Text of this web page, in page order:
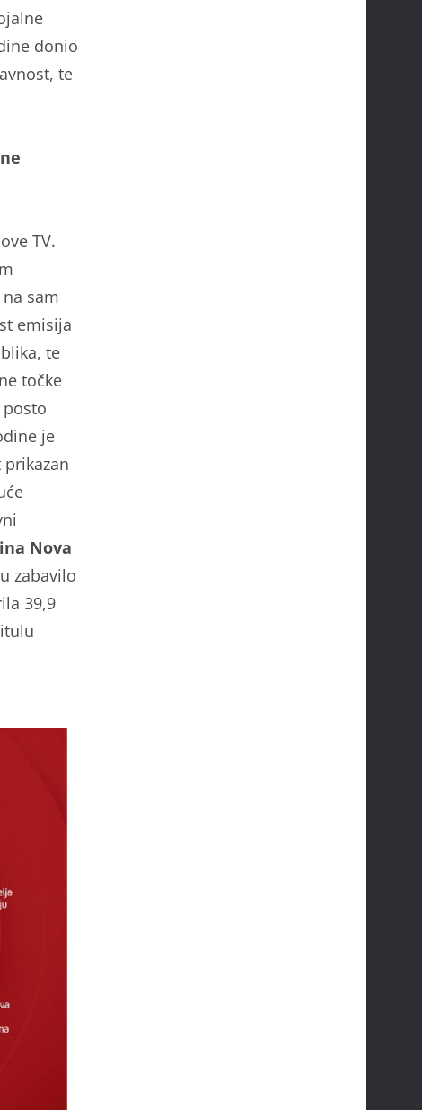
donio
te
TV.
sam
emisija
te
točke
je
Nova
zabavilo
39,9